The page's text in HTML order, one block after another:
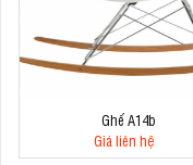
Ghế A14b
Giá liên hệ